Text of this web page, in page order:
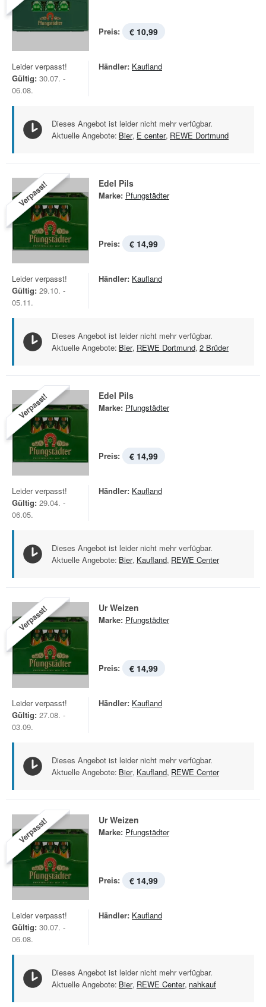
Preis: € 10,99
Leider verpasst!
Gültig: 30.07. -
06.08.
Händler: Kaufland
Dieses Angebot ist leider nicht mehr verfügbar.
Aktuelle Angebote: Bier, E center, REWE Dortmund
Verpasst! Edel Pils
Marke: Pfungstädter
Preis: € 14,99
Leider verpasst!
Gültig: 29.10. -
05.11.
Händler: Kaufland
Dieses Angebot ist leider nicht mehr verfügbar.
Aktuelle Angebote: Bier, REWE Dortmund, 2 Brüder
Verpasst! Edel Pils
Marke: Pfungstädter
Preis: € 14,99
Leider verpasst!
Gültig: 29.04. -
06.05.
Händler: Kaufland
Dieses Angebot ist leider nicht mehr verfügbar.
Aktuelle Angebote: Bier, Kaufland, REWE Center
Verpasst! Ur Weizen
Marke: Pfungstädter
Preis: € 14,99
Leider verpasst!
Gültig: 27.08. -
03.09.
Händler: Kaufland
Dieses Angebot ist leider nicht mehr verfügbar.
Aktuelle Angebote: Bier, Kaufland, REWE Center
Verpasst! Ur Weizen
Marke: Pfungstädter
Preis: € 14,99
Leider verpasst!
Gültig: 30.07. -
06.08.
Händler: Kaufland
Dieses Angebot ist leider nicht mehr verfügbar.
Aktuelle Angebote: Bier, REWE Center, nahkauf